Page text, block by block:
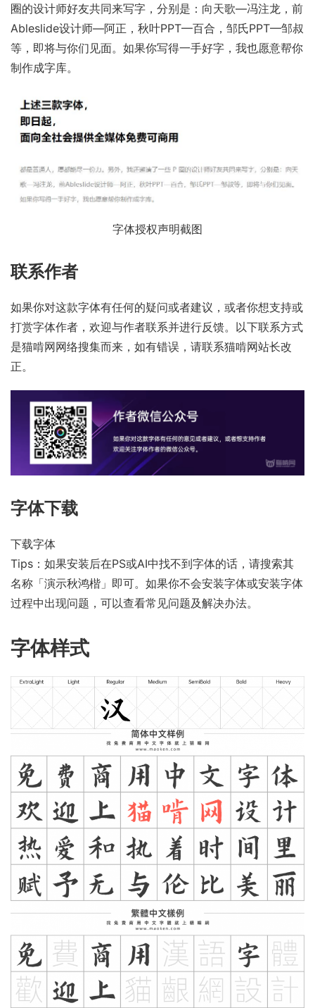
圈的设计师好友共同来写字，分别是：向天歌—冯注龙，前
Ableslide设计师—阿正，秋叶PPT—百合，邹氏PPT—邹叔
等，即将与你们见面。如果你写得一手好字，我也愿意帮你
制作成字库。
字体授权声明截图
联系作者
如果你对这款字体有任何的疑问或者建议，或者你想支持或
打赏字体作者，欢迎与作者联系并进行反馈。以下联系方式
是猫啃网网络搜集而来，如有错误，请联系猫啃网站长改
正。
字体下载
下载字体
Tips：如果安装后在PS或AI中找不到字体的话，请搜索其
名称「演示秋鸿楷」即可。如果你不会安装字体或安装字体
过程中出现问题，可以查看常见问题及解决办法。
字体样式